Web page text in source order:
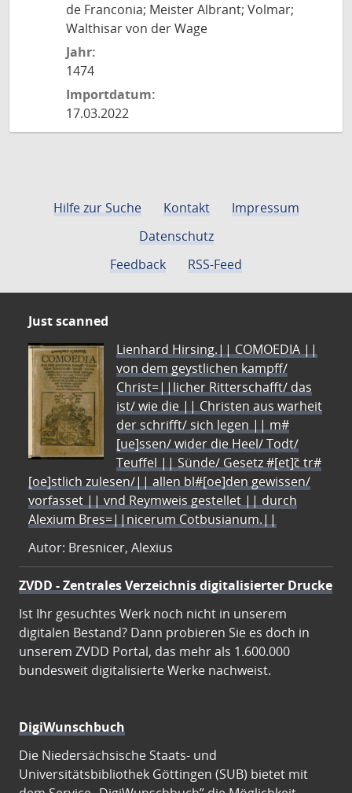
de Franconia; Meister Albrant; Volmar;
Walthisar von der Wage
Jahr:
1474
Importdatum:
17.03.2022
Hilfe zur Suche Kontakt
Impressum
Datenschutz
Feedback
RSS-Feed
Just scanned
Lienhard Hirsing.|| COMOEDIA ||
von dem geystlichen kampff/
Christ=||licher Ritterschafft/ das
ist/ wie die || Christen aus warheit
der schrifft/ sich legen || m#
[ue]ssen/ wider die Heel/ Todt/
Teuffel || Sünde/ Gesetz #[et]c̃ tr#
[oe]stlich zulesen/|| allen bl#[oe]den gewissen/
vorfasset || vnd Reymweis gestellet || durch
Alexium Bres=||nicerum Cotbusianum.||
Autor: Bresnicer, Alexius
ZVDD - Zentrales Verzeichnis digitalisierter Drucke
Ist Ihr gesuchtes Werk noch nicht in unserem
digitalen Bestand? Dann probieren Sie es doch in
unserem ZVDD Portal, das mehr als 1.600.000
bundesweit digitalisierte Werke nachweist.
DigiWunschbuch
Die Niedersächsische Staats- und
Universitätsbibliothek Göttingen (SUB) bietet mit